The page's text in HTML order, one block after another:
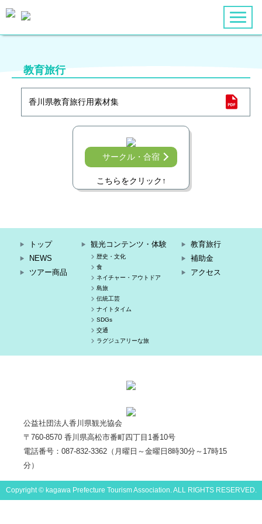
NEWS
ツアー商品
観光コンテンツ・体験
教育旅行
補助金
教育旅行
香川県教育旅行用素材集
サークル・合宿
こちらをクリック↑
トップ
NEWS
ツアー商品
観光コンテンツ・体験
歴史・文化
食
ネイチャー・アウトドア
島旅
伝統工芸
ナイトタイム
SDGs
交通
ラグジュアリーな旅
教育旅行
補助金
アクセス
公益社団法人香川県観光協会
〒760-8570 香川県高松市番町四丁目1番10号
電話番号：087-832-3362（月曜日～金曜日8時30分～17時15
分）
Copyright © kagawa Prefecture Tourism Association. ALL RIGHTS RESERVED.